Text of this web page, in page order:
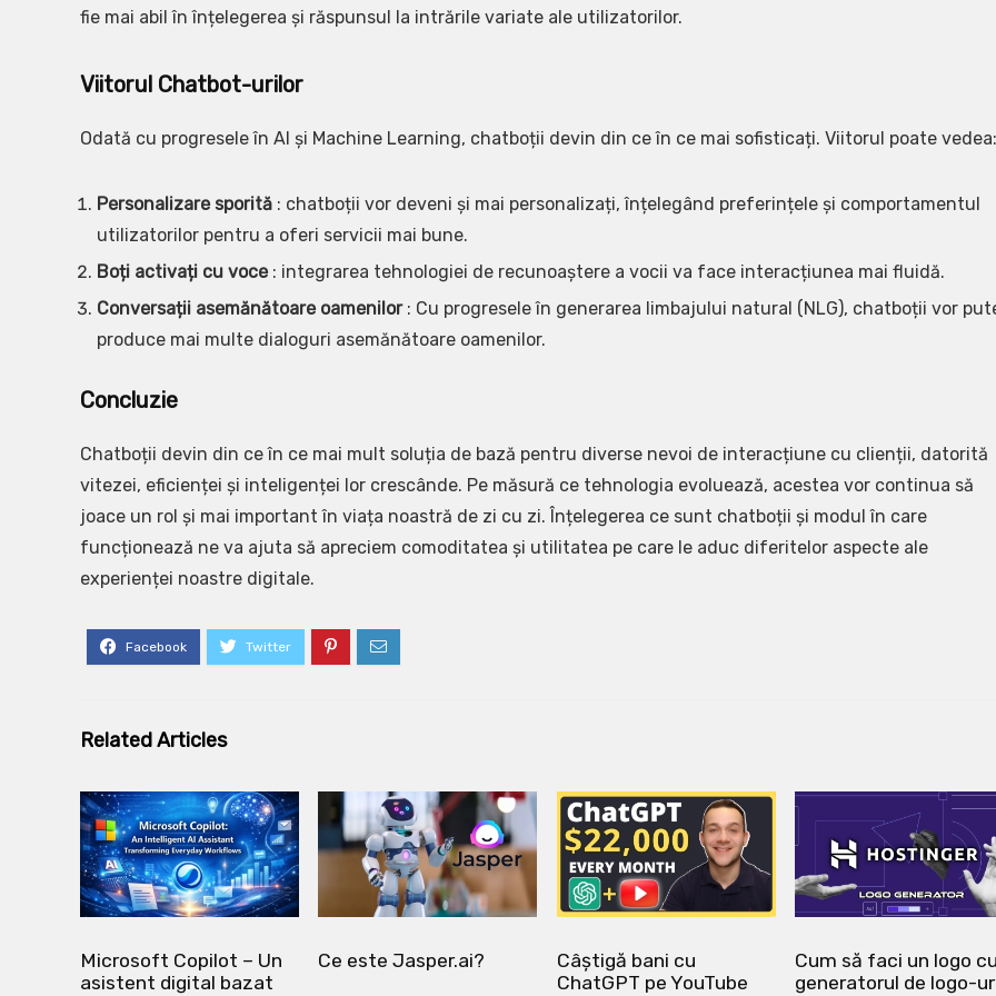
fie mai abil în înțelegerea și răspunsul la intrările variate ale utilizatorilor.
Viitorul Chatbot-urilor
Odată cu progresele în AI și Machine Learning, chatboții devin din ce în ce mai sofisticați. Viitorul poate vedea:
Personalizare sporită : chatboții vor deveni și mai personalizați, înțelegând preferințele și comportamentul
utilizatorilor pentru a oferi servicii mai bune.
Boți activați cu voce: integrarea tehnologiei de recunoaștere a vocii va face interacțiunea mai fluidă.
Conversații asemănătoare oamenilor: Cu progresele în generarea limbajului natural (NLG), chatboții vor
produce mai multe dialoguri asemănătoare oamenilor.
Concluzie
Chatboții devin din ce în ce mai mult soluția de bază pentru diverse nevoi de interacțiune cu clienții, datorită
vitezei, eficienței și inteligenței lor crescânde. Pe măsură ce tehnologia evoluează, acestea vor continua să
joace un rol și mai important în viața noastră de zi cu zi. Înțelegerea ce sunt chatboții și modul în care
funcționează ne va ajuta să apreciem comoditatea și utilitatea pe care le aduc diferitelor aspecte ale
experienței noastre digitale.
Related Articles
Microsoft Copilot – Un
asistent digital bazat
Ce este Jasper.ai?
Câștigă bani cu
ChatGPT pe YouTube
Cum să faci un logo
generatorul de logo-